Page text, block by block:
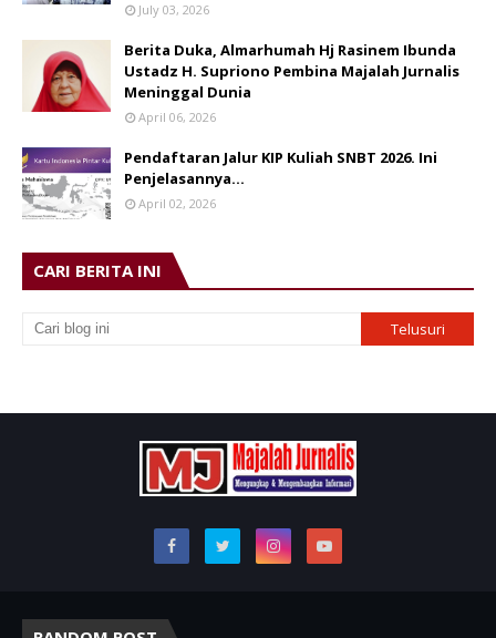
July 03, 2026
Berita Duka, Almarhumah Hj Rasinem Ibunda
Ustadz H. Supriono Pembina Majalah Jurnalis
Meninggal Dunia
April 06, 2026
Pendaftaran Jalur KIP Kuliah SNBT 2026. Ini
Penjelasannya…
April 02, 2026
CARI BERITA INI